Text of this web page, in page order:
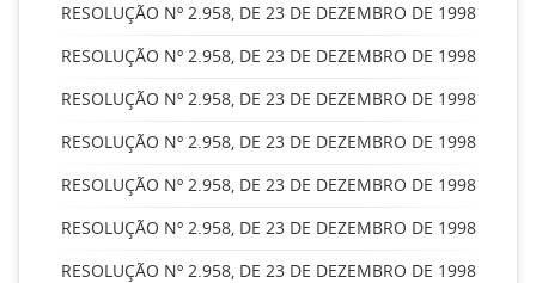
RESOLUÇÃO Nº 2.958, DE 23 DE DEZEMBRO DE 1998
RESOLUÇÃO Nº 2.958, DE 23 DE DEZEMBRO DE 1998
RESOLUÇÃO Nº 2.958, DE 23 DE DEZEMBRO DE 1998
RESOLUÇÃO Nº 2.958, DE 23 DE DEZEMBRO DE 1998
RESOLUÇÃO Nº 2.958, DE 23 DE DEZEMBRO DE 1998
RESOLUÇÃO Nº 2.958, DE 23 DE DEZEMBRO DE 1998
RESOLUÇÃO Nº 2.958, DE 23 DE DEZEMBRO DE 1998